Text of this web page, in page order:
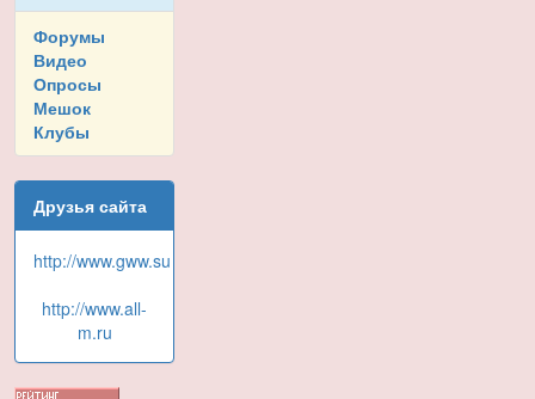
Форумы
Видео
Опросы
Мешок
Клубы
Друзья сайта
http://www.gww.su
http://www.all-
m.ru